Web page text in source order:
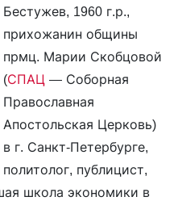
Бестужев, 1960 г.р.,
прихожанин общины
прмц. Марии Скобцовой
(СПАЦ — Соборная
Православная
Апостольская Церковь)
в г. Санкт-Петербурге,
политолог, публицист,
школа экономики в